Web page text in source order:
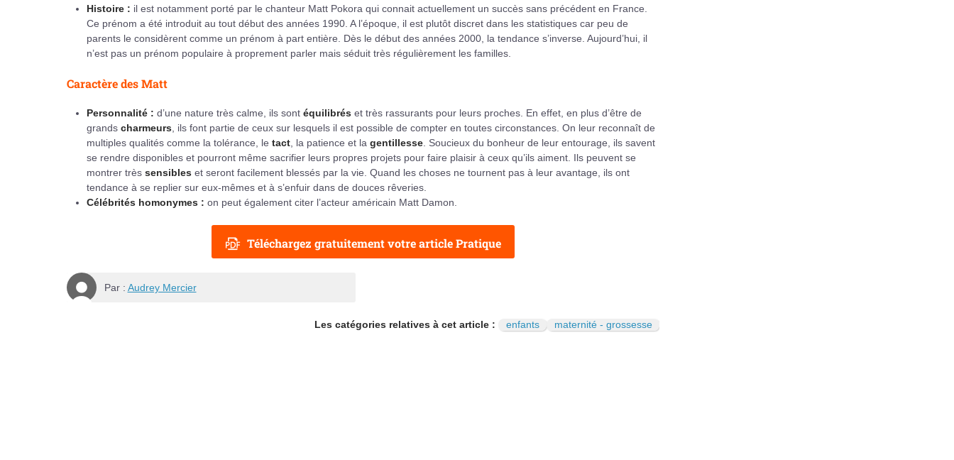
Histoire : il est notamment porté par le chanteur Matt Pokora qui connait actuellement un succès sans précédent en France.
Ce prénom a été introduit au tout début des années 1990. A l’époque, il est plutôt discret dans les statistiques car peu de
parents le considèrent comme un prénom à part entière. Dès le début des années 2000, la tendance s’inverse. Aujourd’hui, il
n’est pas un prénom populaire à proprement parler mais séduit très régulièrement les familles.
Caractère des Matt
Personnalité : d’une nature très calme, ils sont équilibrés et très rassurants pour leurs proches. En effet, en plus d’être de
grands charmeurs , ils font partie de ceux sur lesquels il est possible de compter en toutes circonstances. On leur reconnaît de
multiples qualités comme la tolérance, le tact , la patience et la gentillesse . Soucieux du bonheur de leur entourage, ils savent
se rendre disponibles et pourront même sacrifier leurs propres projets pour faire plaisir à ceux qu’ils aiment. Ils peuvent se
montrer très sensibles et seront facilement blessés par la vie. Quand les choses ne tournent pas à leur avantage, ils ont
tendance à se replier sur eux-mêmes et à s’enfuir dans de douces rêveries.
Célébrités homonymes : on peut également citer l’acteur américain Matt Damon.
Téléchargez gratuitement votre article Pratique
Par : Audrey Mercier
Les catégories relatives à cet article : enfants maternité - grossesse